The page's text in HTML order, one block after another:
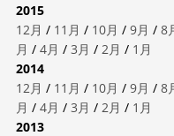
2015
12月 / 11月 / 10月 / 9月 / 8
月 / 4月 / 3月 / 2月 / 1月
2014
12月 / 11月 / 10月 / 9月 / 8
月 / 4月 / 3月 / 2月 / 1月
2013